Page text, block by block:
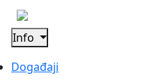
Info
Događaji